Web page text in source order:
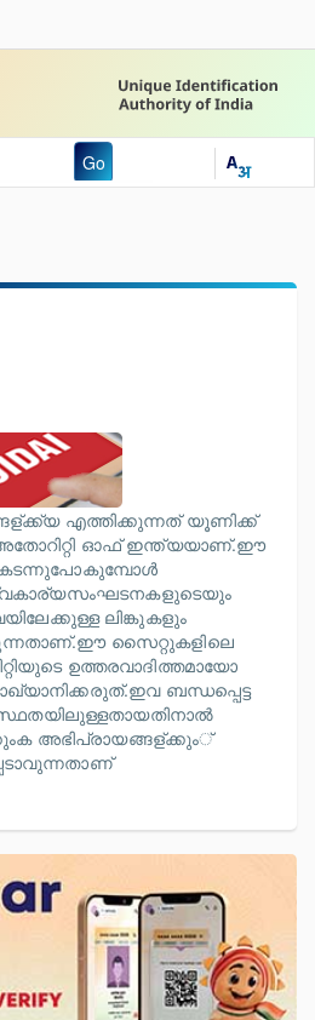
Go
എത്തിക്കുന്നത് യൂണിക്ക്
ഓഫ് ഇന്ത്യയാണ്.ഈ
കടന്നുപോകുമ്പോള്‍
ലിങ്കുകളും
സൈറ്റുകളിലെ
ഉത്തരവാദിത്തമായോ
ബന്ധപ്പെട്ട
അഭിപ്രായങ്ങള്ക്കും്